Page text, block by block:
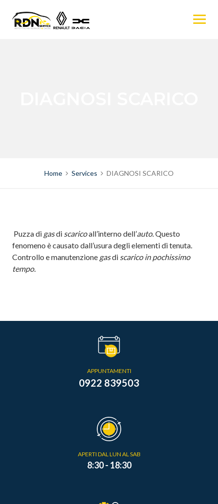
content
Home Services DIAGNOSI SCARICO
Puzza di gasdi scaricoall’interno dell’auto. Questo
fenomeno è causato dall’usura degli elementi di tenuta.
Controllo e manutenzione gasdi scarico in pochissimo
tempo.
APPUNTAMENTI
0922 839503
APERTI DAL LUN AL SAB
8:30 - 18:30